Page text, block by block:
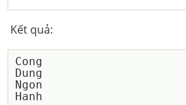
Kết quả:
Cong
Dung
Ngon